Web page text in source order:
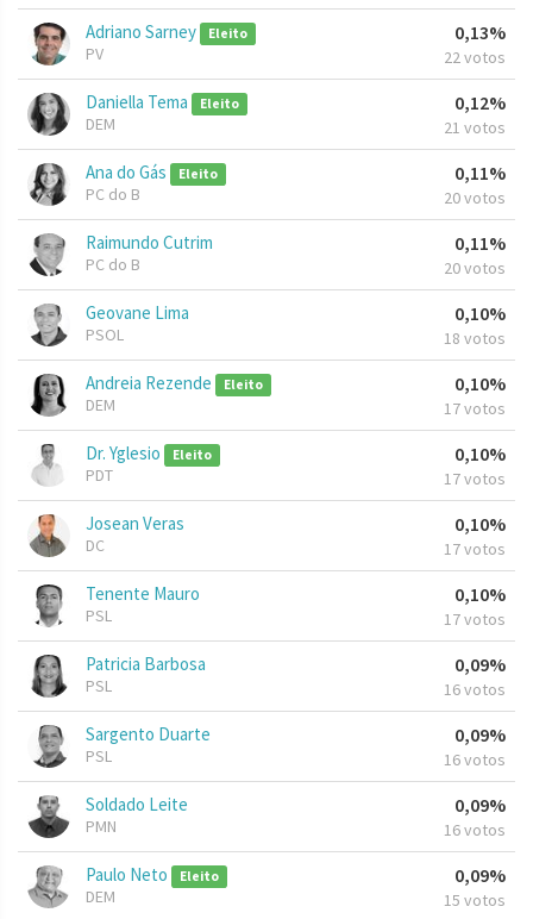
Adriano Sarney Eleito
PV
0,13%
22 votos
Daniella Tema Eleito
DEM
0,12%
21 votos
Ana do Gás Eleito
PC do B
0,11%
20 votos
Raimundo Cutrim
PC do B
0,11%
20 votos
Geovane Lima
PSOL
0,10%
18 votos
Andreia Rezende Eleito
DEM
0,10%
17 votos
Dr. Yglesio Eleito
PDT
0,10%
17 votos
Josean Veras
DC
0,10%
17 votos
Tenente Mauro
PSL
0,10%
17 votos
Patricia Barbosa
PSL
0,09%
16 votos
Sargento Duarte
PSL
0,09%
16 votos
Soldado Leite
PMN
0,09%
16 votos
Paulo Neto Eleito
DEM
0,09%
15 votos